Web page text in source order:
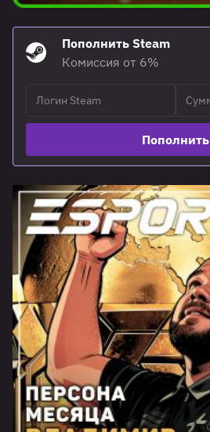
Пополнить Steam
Комиссия от 6%
Пополнить